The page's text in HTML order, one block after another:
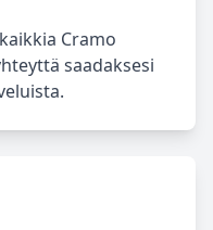
Cramo
saadaksesi